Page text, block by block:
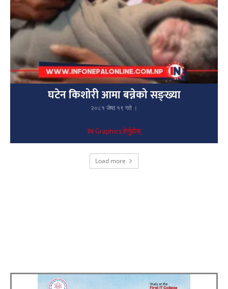
घटेन किशोरी आमा बन्नेको सङ्ख्या
२०८१ जेष्ठ १९ गते ।
IN Graphics हेर्नुहोस्
Load more